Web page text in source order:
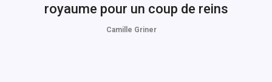
royaume pour un coup de reins
Camille Griner